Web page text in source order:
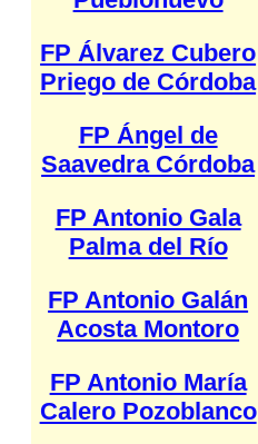
FP Álvarez Cubero
Priego de Córdoba
FP Ángel de
Saavedra Córdoba
FP Antonio Gala
Palma del Río
FP Antonio Galán
Acosta Montoro
FP Antonio María
Calero Pozoblanco